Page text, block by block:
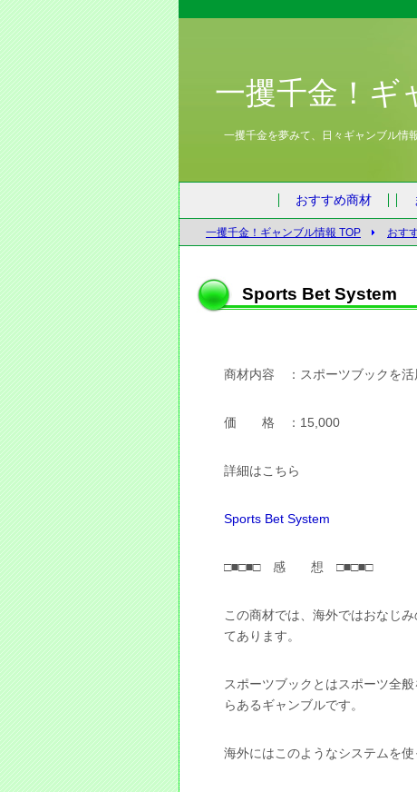
一攫千金！ギ
一攫千金を夢みて、日々ギャンブル情
おすすめ商材
一攫千金！ギャンブル情報 TOP おす
Sports Bet System
商材内容 ：スポーツブックを活
価 格 ：15,000
詳細はこちら
Sports Bet System
□■□■□ 感 想 □■□■□
この商材では、海外ではおなじ
てあります。
スポーツブックとはスポーツ全
らあるギャンブルです。
海外にはこのようなシステムを